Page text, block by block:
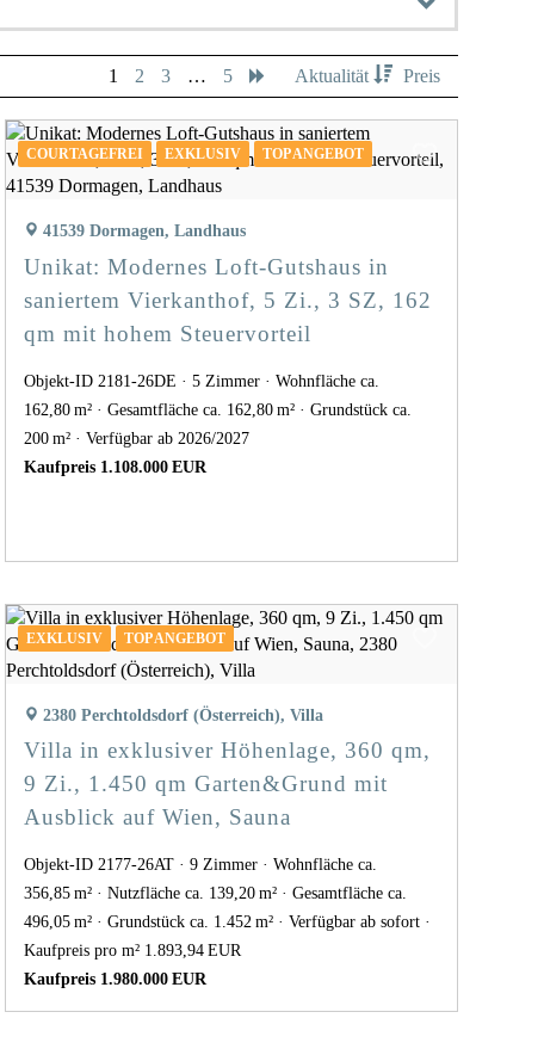
1 2 3 … 5 Aktualität Preis
COURTAGEFREI EXKLUSIV TOP ANGEBOT
41539 Dormagen, Landhaus
Unikat: Modernes Loft-Gutshaus in
saniertem Vierkanthof, 5 Zi., 3 SZ, 162
qm mit hohem Steuervorteil
Objekt-ID 2181-26DE 5 Zimmer
Wohnfläche ca.
162,80 m²
Gesamtfläche ca. 162,80 m²
Grund­stück ca.
200 m²
Verfügbar ab 2026/2027
Kaufpreis 1.108.000 EUR
EXKLUSIV TOP ANGEBOT
2380 Perchtoldsdorf (Österreich), Villa
Villa in exklusiver Höhenlage, 360 qm,
9 Zi., 1.450 qm Garten&Grund mit
Ausblick auf Wien, Sauna
Objekt-ID 2177-26AT 9 Zimmer
Wohnfläche ca.
356,85 m²
Nutzfläche ca. 139,20 m²
Gesamtfläche ca.
496,05 m²
Grund­stück ca. 1.452 m²
Verfügbar ab sofort
Kaufpreis pro m² 1.893,94 EUR
Kaufpreis 1.980.000 EUR